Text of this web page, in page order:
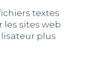
textes
les sites web
plus